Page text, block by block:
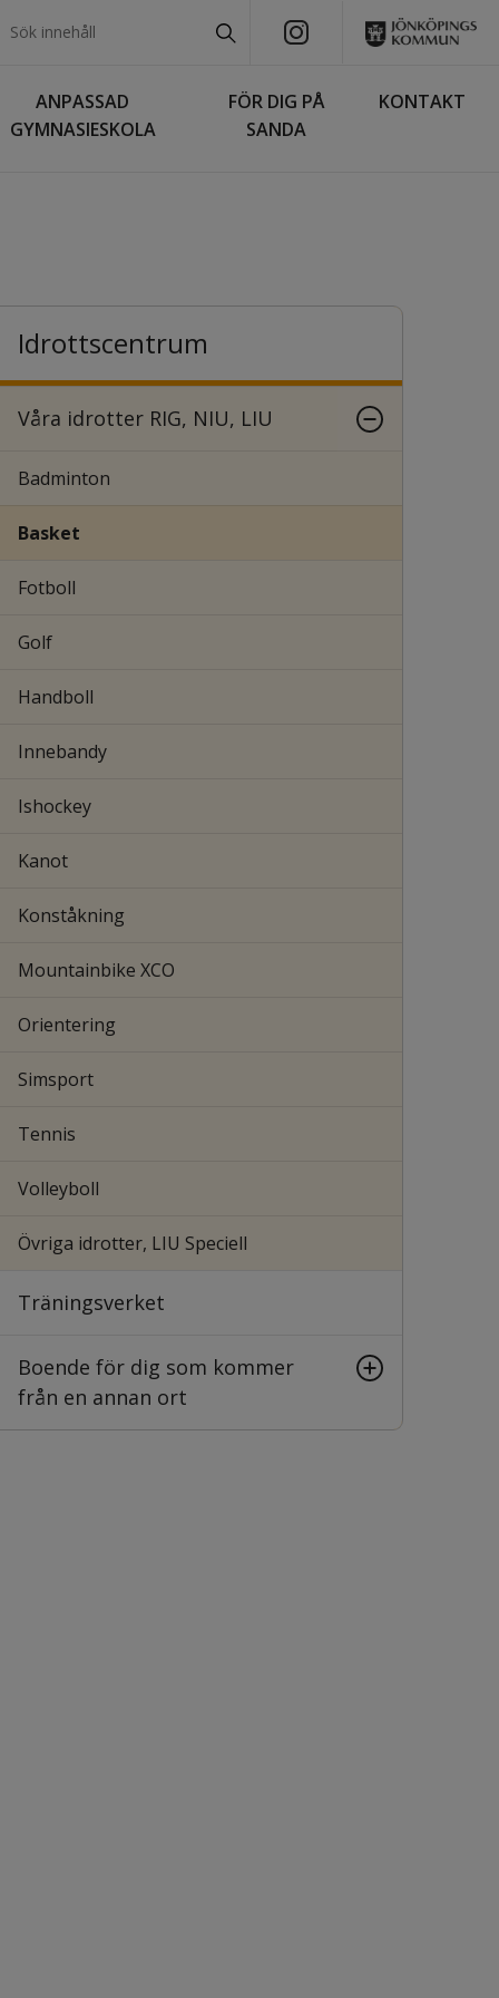
ANPASSAD
GYMNASIESKOLA
FÖR DIG PÅ
SANDA
KONTAKT
Idrotts­centrum
Våra idrotter RIG, NIU, LIU
Badminton
Basket
Fotboll
Golf
Handboll
Innebandy
Ishockey
Kanot
Konståkning
Mountainbike XCO
Orientering
Simsport
Tennis
Volleyboll
Övriga idrotter, LIU Speciell
Träningsverket
Boende för dig som kommer
från en annan ort